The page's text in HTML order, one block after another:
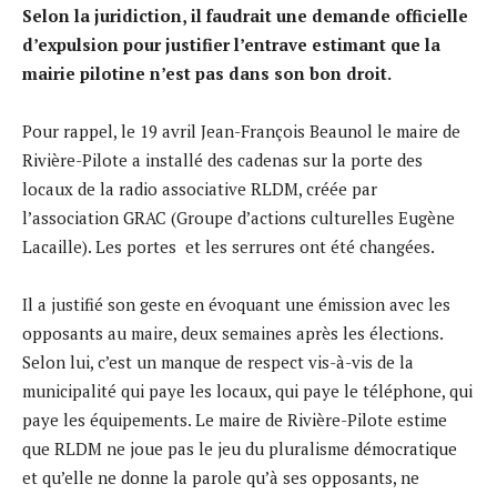
Selon la juridiction, il faudrait une demande officielle
d’expulsion pour justifier l’entrave estimant que la
mairie pilotine n’est pas dans son bon droit.
Pour rappel, le 19 avril Jean-François Beaunol le maire de
Rivière-Pilote a installé des cadenas sur la porte des
locaux de la radio associative RLDM, créée par
l’association GRAC (Groupe d’actions culturelles Eugène
Lacaille). Les portes et les serrures ont été changées.
Il a justifié son geste en évoquant une émission avec les
opposants au maire, deux semaines après les élections.
Selon lui, c’est un manque de respect vis-à-vis de la
municipalité qui paye les locaux, qui paye le téléphone, qui
paye les équipements. Le maire de Rivière-Pilote estime
que RLDM ne joue pas le jeu du pluralisme démocratique
et qu’elle ne donne la parole qu’à ses opposants, ne